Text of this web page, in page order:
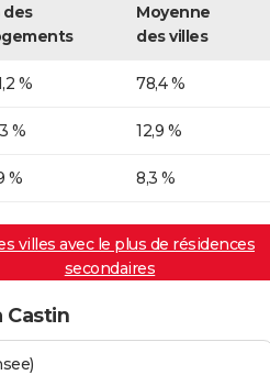
des
Moyenne
des villes
% 78,4 %
% 12,9 %
% 8,3 %
villes avec le plus de résidences
secondaires
Castin